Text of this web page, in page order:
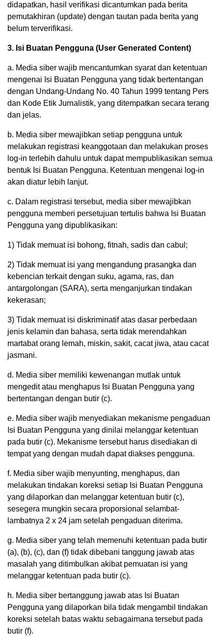
didapatkan, hasil verifikasi dicantumkan pada berita
pemutakhiran (update) dengan tautan pada berita yang
belum terverifikasi.
3. Isi Buatan Pengguna (User Generated Content)
a. Media siber wajib mencantumkan syarat dan ketentuan
mengenai Isi Buatan Pengguna yang tidak bertentangan
dengan Undang-Undang No. 40 Tahun 1999 tentang Pers
dan Kode Etik Jurnalistik, yang ditempatkan secara terang
dan jelas.
b. Media siber mewajibkan setiap pengguna untuk
melakukan registrasi keanggotaan dan melakukan proses
log-in terlebih dahulu untuk dapat mempublikasikan semua
bentuk Isi Buatan Pengguna. Ketentuan mengenai log-in
akan diatur lebih lanjut.
c. Dalam registrasi tersebut, media siber mewajibkan
pengguna memberi persetujuan tertulis bahwa Isi Buatan
Pengguna yang dipublikasikan:
1) Tidak memuat isi bohong, fitnah, sadis dan cabul;
2) Tidak memuat isi yang mengandung prasangka dan
kebencian terkait dengan suku, agama, ras, dan
antargolongan (SARA), serta menganjurkan tindakan
kekerasan;
3) Tidak memuat isi diskriminatif atas dasar perbedaan
jenis kelamin dan bahasa, serta tidak merendahkan
martabat orang lemah, miskin, sakit, cacat jiwa, atau cacat
jasmani.
d. Media siber memiliki kewenangan mutlak untuk
mengedit atau menghapus Isi Buatan Pengguna yang
bertentangan dengan butir (c).
e. Media siber wajib menyediakan mekanisme pengaduan
Isi Buatan Pengguna yang dinilai melanggar ketentuan
pada butir (c). Mekanisme tersebut harus disediakan di
tempat yang dengan mudah dapat diakses pengguna.
f. Media siber wajib menyunting, menghapus, dan
melakukan tindakan koreksi setiap Isi Buatan Pengguna
yang dilaporkan dan melanggar ketentuan butir (c),
sesegera mungkin secara proporsional selambat-
lambatnya 2 x 24 jam setelah pengaduan diterima.
g. Media siber yang telah memenuhi ketentuan pada butir
(a), (b), (c), dan (f) tidak dibebani tanggung jawab atas
masalah yang ditimbulkan akibat pemuatan isi yang
melanggar ketentuan pada butir (c).
h. Media siber bertanggung jawab atas Isi Buatan
Pengguna yang dilaporkan bila tidak mengambil tindakan
koreksi setelah batas waktu sebagaimana tersebut pada
butir (f).